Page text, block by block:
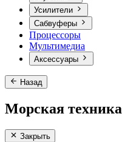
Усилители
Сабвуферы
Процессоры
Мультимедиа
Аксессуары
Назад
Морская техника
Закрыть